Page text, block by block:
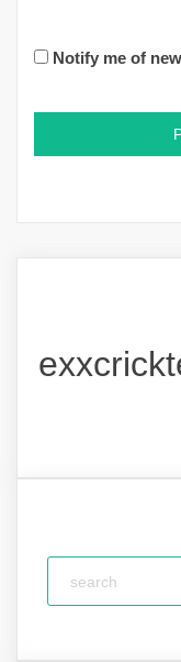
Notify me of